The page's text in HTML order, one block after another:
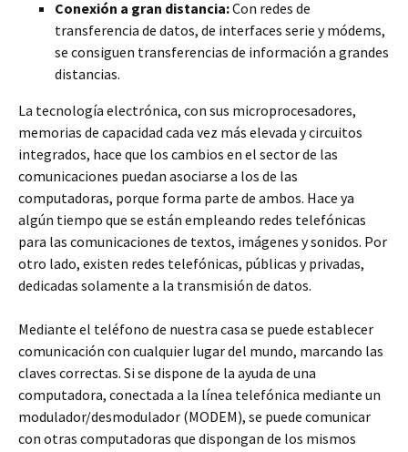
Conexión a gran distancia:Con redes de
transferencia de datos, de interfaces serie y módems,
se consiguen transferencias de información a grandes
distancias.
La tecnología electrónica, con sus microprocesadores,
memorias de capacidad cada vez más elevada y circuitos
integrados, hace que los cambios en el sector de las
comunicaciones puedan asociarse a los de las
computadoras, porque forma parte de ambos. Hace ya
algún tiempo que se están empleando redes telefónicas
para las comunicaciones de textos, imágenes y sonidos. Por
otro lado, existen redes telefónicas, públicas y privadas,
dedicadas solamente a la transmisión de datos.
Mediante el teléfono de nuestra casa se puede establecer
comunicación con cualquier lugar del mundo, marcando las
claves correctas. Si se dispone de la ayuda de una
computadora, conectada a la línea telefónica mediante un
modulador/desmodulador (MODEM), se puede comunicar
con otras computadoras que dispongan de los mismos